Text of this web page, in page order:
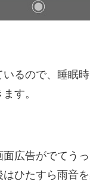
いるので、睡眠
す。
広告がでてう
ひたすら雨音